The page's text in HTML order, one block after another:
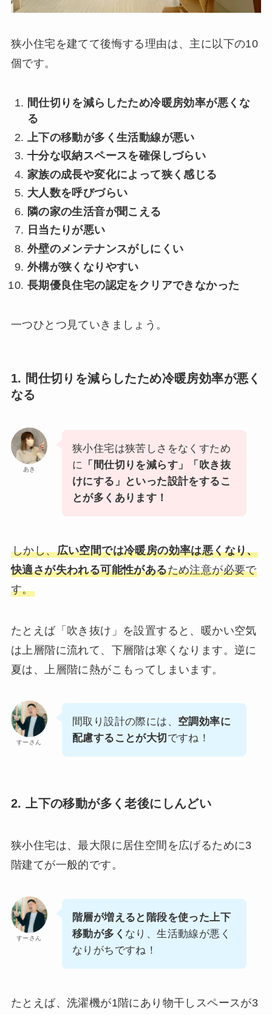
狭小住宅を建てて後悔する理由は、主に以下の10
個です。
間仕切りを減らしたため冷暖房効率が悪くな
る
上下の移動が多く生活動線が悪い
十分な収納スペースを確保しづらい
家族の成長や変化によって狭く感じる
大人数を呼びづらい
隣の家の生活音が聞こえる
日当たりが悪い
外壁のメンテナンスがしにくい
外構が狭くなりやすい
長期優良住宅の認定をクリアできなかった
一つひとつ見ていきましょう。
1. 間仕切りを減らしたため冷暖房効率が悪く
なる
あき
狭小住宅は狭苦しさをなくすため
に 「間仕切りを減らす」「吹き抜
けにする」といった設計をするこ
とが多くあります！
しかし、広い空間では冷暖房の効率は悪くなり、
快適さが失われる可能性があるため注意が必要で
す。
たとえば「吹き抜け」を設置すると、暖かい空気
は上層階に流れて、下層階は寒くなります。逆に
夏は、上層階に熱がこもってしまいます。
すーさん
間取り設計の際には、 空調効率に
配慮することが大切 ですね！
2. 上下の移動が多く老後にしんどい
狭小住宅は、最大限に居住空間を広げるために3
階建てが一般的です。
すーさん
階層が増えると階段を使った上下
移動が多く なり、生活動線が悪く
なりがちですね！
たとえば、洗濯機が1階にあり物干しスペースが3